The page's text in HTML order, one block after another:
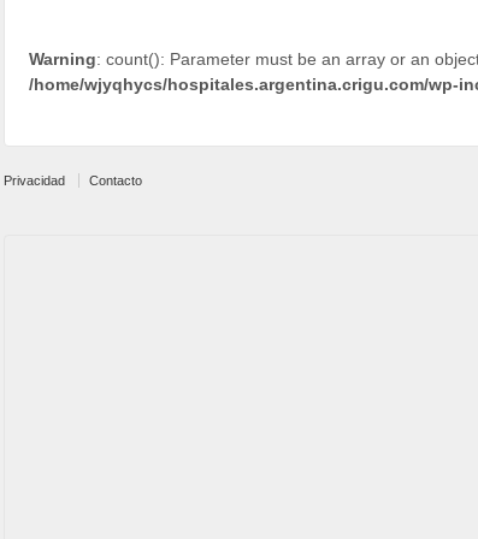
Warning: count(): Parameter must be an array or an
/home/wjyqhycs/hospitales.argentina.crigu.com/wp-
Privacidad Contacto